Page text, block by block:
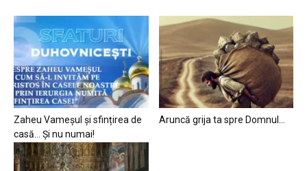
Zaheu Vameșul și sfințirea de
casă… Și nu numai!
Aruncă grija ta spre Domnul…